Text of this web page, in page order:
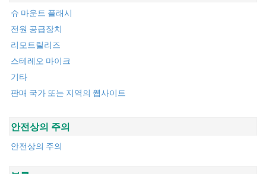
슈 마운트 플래시
전원 공급장치
리모트릴리즈
스테레오 마이크
기타
판매 국가 또는 지역의 웹사이트
안전상의 주의
안전상의 주의